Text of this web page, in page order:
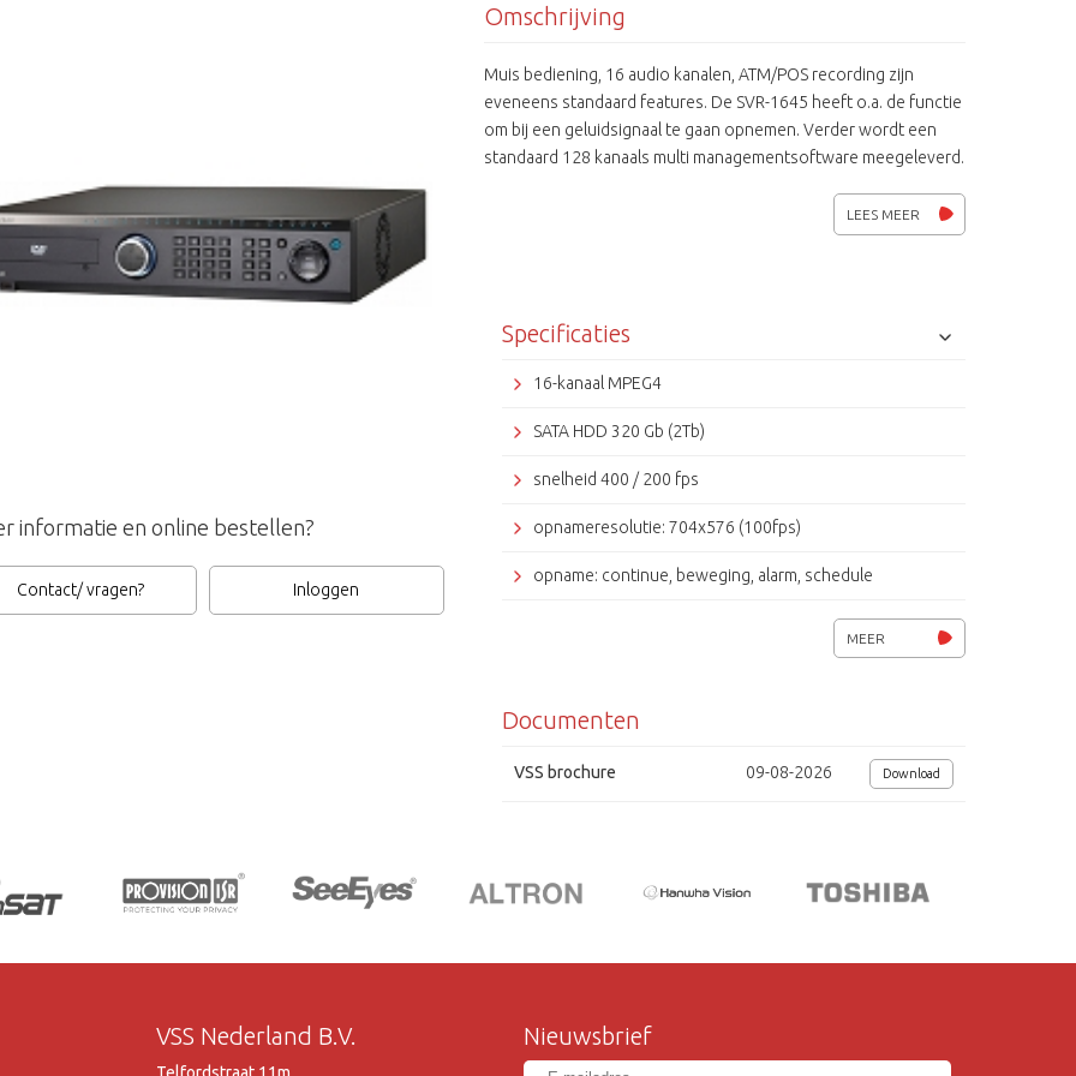
informatie en online bestellen?
Contact/ vragen? Inloggen
Omschrijving
Muis bediening, 16 audio kanalen, ATM/POS recording zijn
eveneens standaard features. De SVR-1645 heeft o.a. de functie
om bij een geluidsignaal te gaan opnemen. Verder wordt een
standaard 128 kanaals multi managementsoftware meegeleverd.
LEES MEER
Specificaties
16-kanaal MPEG4
SATA HDD 320 Gb (2Tb)
snelheid 400 / 200 fps
opnameresolutie: 704x576 (100fps)
opname: continue, beweging, alarm, schedule
video-uit: 2x CVBS, en VGA 1280x1024
RS-485/ 232
MEER
Documenten
VSS brochure 09-08-2026 Download
VSS Nederland B.V. Nieuwsbrief